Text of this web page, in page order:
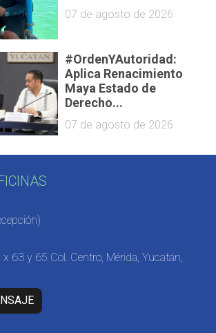
07 de agosto de 2026
#OrdenYAutoridad:
Aplica Renacimiento
Maya Estado de
Derecho...
07 de agosto de 2026
63 y 65 Col. Centro, Mérida, Yucatán,